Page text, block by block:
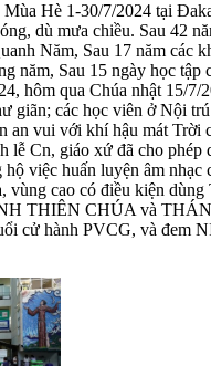
Hè 1-30/7/2024 tại
dù mưa chiều. Sau 42
Năm, Sau 17 năm các
năm, Sau 15 ngày học tập
hôm qua Chúa nhật 15/7/
giãn; các học viên ở Nội
an vui với khí hậu mát Trời
lễ Cn, giáo xứ đã cho phép
việc huấn luyện âm nhạc
vùng cao có điều kiện dùng
THIÊN CHÚA và
cử hành PVCG, và đem